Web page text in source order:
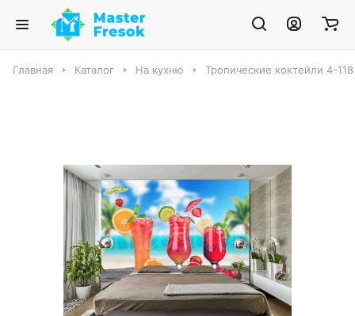
Главная Каталог На кухню Тропические коктейли 4-118